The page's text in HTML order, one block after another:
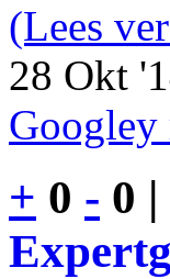
(Lees
28 Okt
Googley
+ 0 - 0 |